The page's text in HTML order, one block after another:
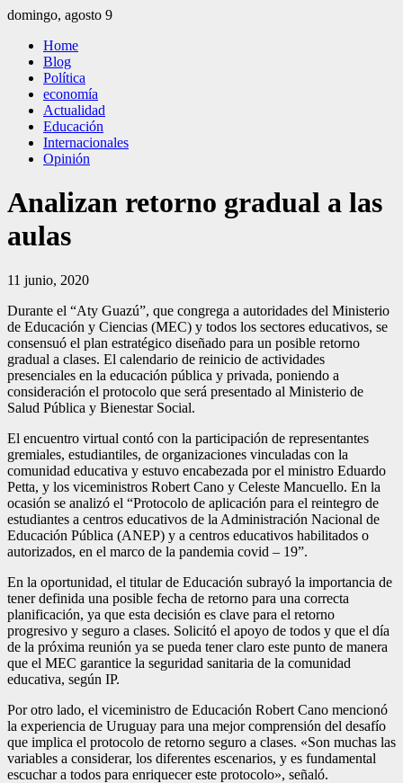
Saltar
contenido
domingo, agosto 9
El Independiente
El independiente Libre y Transparente
Home
Blog
Política
economía
Actualidad
Educación
Internacionales
Opinión
Analizan retorno gradual a las
aulas
11 junio, 2020
Durante el “Aty Guazú”, que congrega a autoridades del Ministerio
de Educación y Ciencias (MEC) y todos los sectores educativos, se
consensuó el plan estratégico diseñado para un posible retorno
gradual a clases. El calendario de reinicio de actividades
presenciales en la educación pública y privada, poniendo a
consideración el protocolo que será presentado al Ministerio de
Salud Pública y Bienestar Social.
El encuentro virtual contó con la participación de representantes
gremiales, estudiantiles, de organizaciones vinculadas con la
comunidad educativa y estuvo encabezada por el ministro Eduardo
Petta, y los viceministros Robert Cano y Celeste Mancuello. En la
ocasión se analizó el “Protocolo de aplicación para el reintegro de
estudiantes a centros educativos de la Administración Nacional de
Educación Pública (ANEP) y a centros educativos habilitados o
autorizados, en el marco de la pandemia covid – 19”.
En la oportunidad, el titular de Educación subrayó la importancia de
tener definida una posible fecha de retorno para una correcta
planificación, ya que esta decisión es clave para el retorno
progresivo y seguro a clases. Solicitó el apoyo de todos y que el día
de la próxima reunión ya se pueda tener claro este punto de manera
que el MEC garantice la seguridad sanitaria de la comunidad
educativa, según IP.
Por otro lado, el viceministro de Educación Robert Cano mencionó
la experiencia de Uruguay para una mejor comprensión del desafío
que implica el protocolo de retorno seguro a clases. «Son muchas las
variables a considerar, los diferentes escenarios, y es fundamental
escuchar a todos para enriquecer este protocolo», señaló.